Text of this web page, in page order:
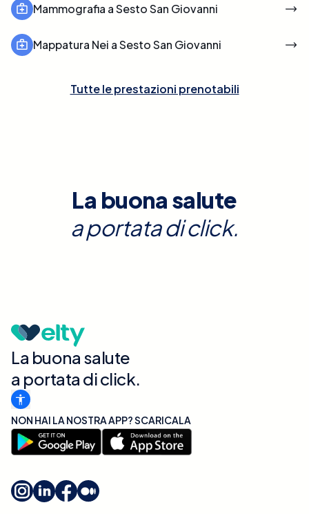
Mammografia a Sesto San Giovanni
Mappatura Nei a Sesto San Giovanni
Tutte le prestazioni prenotabili
La buona salute
a portata di click.
La buona salute
a portata di click.
NON HAI LA NOSTRA APP? SCARICALA